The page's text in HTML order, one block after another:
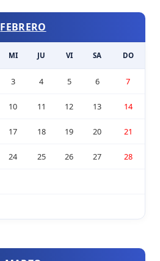
FEBRERO
MI JU VI SA DO
3 4 5 6 7
10 11 12 13 14
17 18 19 20 21
24 25 26 27 28